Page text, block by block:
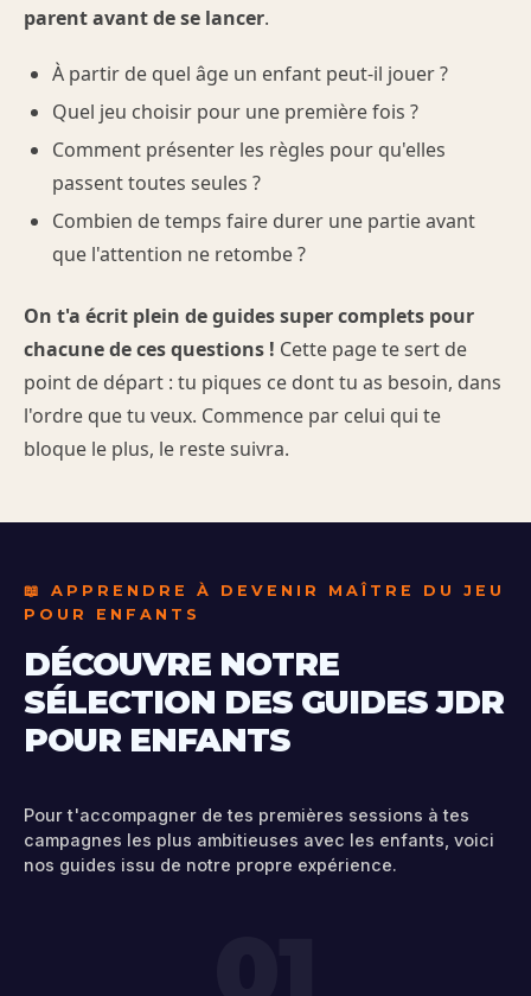
parent avant de se lancer.
À partir de quel âge un enfant peut-il jouer ?
Quel jeu choisir pour une première fois ?
Comment présenter les règles pour qu'elles
passent toutes seules ?
Combien de temps faire durer une partie avant
que l'attention ne retombe ?
On t'a écrit plein de guides super complets pour
chacune de ces questions ! Cette page te sert de
point de départ : tu piques ce dont tu as besoin, dans
l'ordre que tu veux. Commence par celui qui te
bloque le plus, le reste suivra.
📖 APPRENDRE À DEVENIR MAÎTRE DU JEU
POUR ENFANTS
DÉCOUVRE NOTRE
SÉLECTION DES GUIDES JDR
POUR ENFANTS
Pour t'accompagner de tes premières sessions à tes
campagnes les plus ambitieuses avec les enfants, voici
nos guides issu de notre propre expérience.